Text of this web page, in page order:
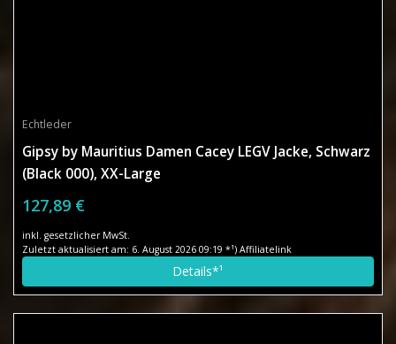
Echtleder
Gipsy by Mauritius Damen Cacey LEGV Jacke, Schwarz
(Black 000), XX-Large
127,89 €
inkl. gesetzlicher MwSt.
Zuletzt aktualisiert am: 6. August 2026 09:19 *¹) Affiliatelink
Details*¹